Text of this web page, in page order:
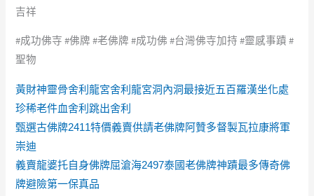
吉祥
#成功佛寺 #佛牌 #老佛牌 #成功佛 #台灣佛寺加持 #靈感事蹟 #
聖物
黃財神靈骨舍利龍宮舍利龍宮洞內洞最接近五百羅漢坐化處
珍稀老件血舍利跳出舍利
甄選古佛牌2411特價義賣供請老佛牌阿贊多督製瓦拉康將軍
崇迪
義賣龍婆托自身佛牌屈滄海2497泰國老佛牌神蹟最多傳奇佛
牌避險第一保真品